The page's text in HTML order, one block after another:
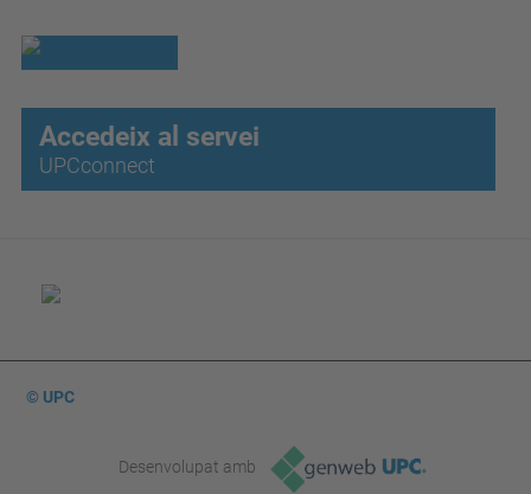
Accedeix al servei
UPCconnect
© UPC
Desenvolupat amb